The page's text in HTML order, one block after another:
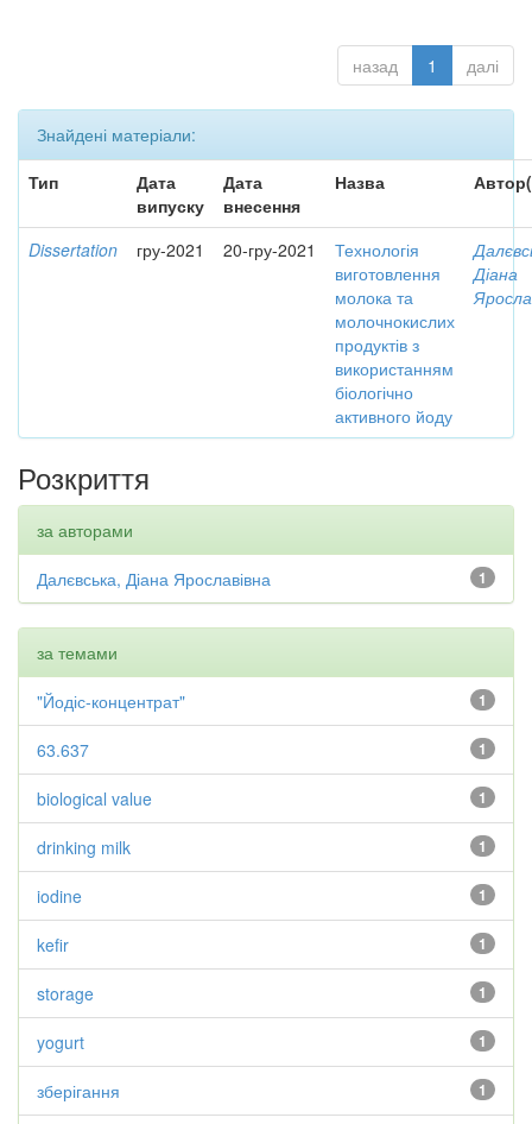
назад 1 далі
Знайдені матеріали:
Тип
Дата
випуску
Дата
внесення
Назва
Dissertation гру-2021 20-гру-2021
Технологія
виготовлення
молока та
молочнокислих
продуктів з
використанням
біологічно
активного йоду
Діана
Розкриття
за авторами
1
Далєвська, Діана Ярославівна
за темами
1
"Йодіс-концентрат"
1
63.637
1
biological value
1
drinking milk
1
iodine
1
kefir
1
storage
1
yogurt
1
зберігання